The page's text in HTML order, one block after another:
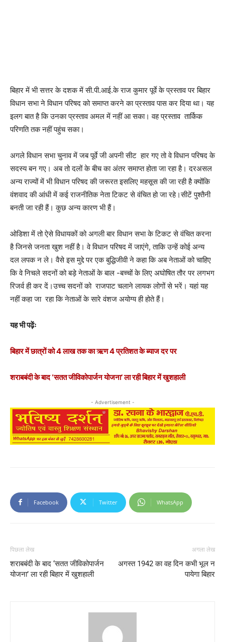
बिहार में भी सत्तर के दशक में सी.पी.आई.के राज कुमार पूर्वे के प्रस्ताव पर बिहार
विधान सभा ने विधान परिषद को समाप्त करने का प्रस्ताव पास कर दिया था। यह
इलग बात है कि उनका प्रस्ताव अमल में नहीं आ सका। वह प्रस्ताव तार्किक
परिणति तक नहीं पहुंच सका।
अगले विधान सभा चुनाव में जब पूर्वे जी अपनी सीट हार गए तो वे विधान परिषद के
सदस्य बन गए। अब तो दलों के बीच का अंतर समाप्त होता जा रहा है। दरअसल
अन्य राज्यों में भी विधान परिषद की जरूरत इसलिए महसूस की जा रही है क्योंकि
वंशवाद की आंधी में कई राजनीतिक नेता टिकट से वंचित हो जा रहे।सीटें पुश्तैनी
बनती जा रही हैं। कुछ अन्य कारण भी हैं।
ओडिशा में तो ऐसे विधायकों को अगली बार विधान सभा के टिकट से वंचित करना
है जिनसे जनता खुश नहीं है। वे विधान परिषद में जाएंगे, ताकि उन्हें कोई अन्य
दल लपक न ले। वैसे इस मुद्दे पर एक बुद्धिजीवी ने कहा कि अब नेताओं को चाहिए
कि वे निचले सदनों को बड़े नेताओं के बाल -बच्चों के लिए अघोषित तौर पर लगभग
रिजर्व ही कर दें।उच्च सदनों को राजपाट चलाने लायक लोगों से भरें। यहां यह
नहीं कहा जा रहा कि नेताओं के सारे वंशज अयोग्य ही होते हैं।
यह भी पढ़ेंः
बिहार में छात्रों को 4 लाख तक का ऋण 4 प्रतिशत के ब्याज दर पर
शराबबंदी के बाद ‘सतत जीविकोपार्जन योजना’ ला रही बिहार में खुशहाली
- Advertisement -
Facebook Twitter WhatsApp
पिछला लेख
शराबबंदी के बाद ‘सतत जीविकोपार्जन
योजना’ ला रही बिहार में खुशहाली
अगला लेख
अगस्त 1942 का वह दिन कभी भूल न
पायेगा बिहार